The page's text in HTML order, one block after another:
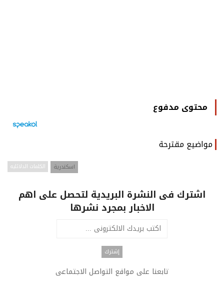
محتوى مدفوع
مواضيع مقترحة
الكلمات الدلائليه اسكندرية
اشترك فى النشرة البريدية لتحصل على اهم
الاخبار بمجرد نشرها
تابعنا على مواقع التواصل الاجتماعى